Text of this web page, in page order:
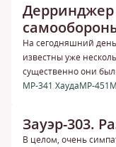
Дерринджер
На сегодняшний
известны уже
существенно они
МР-341 ХаудаМР-451
Зауэр-303.
В целом, очень